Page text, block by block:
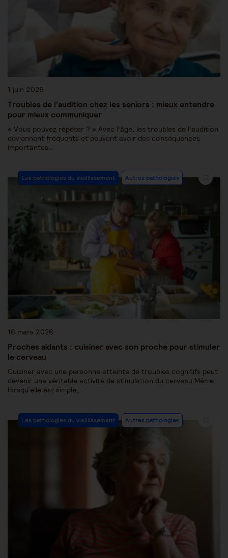
1 juin 2026
Troubles de l’audition chez les seniors : mieux entendre
pour mieux communiquer
« Vous pouvez répéter ? » Avec l’âge, les troubles de l’audition
deviennent fréquents et peuvent avoir des conséquences
importantes…
Les pathologies du vieillissement Autres pathologies
16 mars 2026
Proches aidants : cuisiner avec son proche pour stimuler
le cerveau
Cuisiner avec une personne atteinte de troubles cognitifs peut
devenir une véritable activité de stimulation du cerveau.Même
lorsqu’elle est simple,…
Les pathologies du vieillissement Autres pathologies